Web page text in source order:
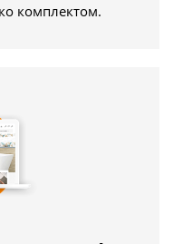
комплектом.